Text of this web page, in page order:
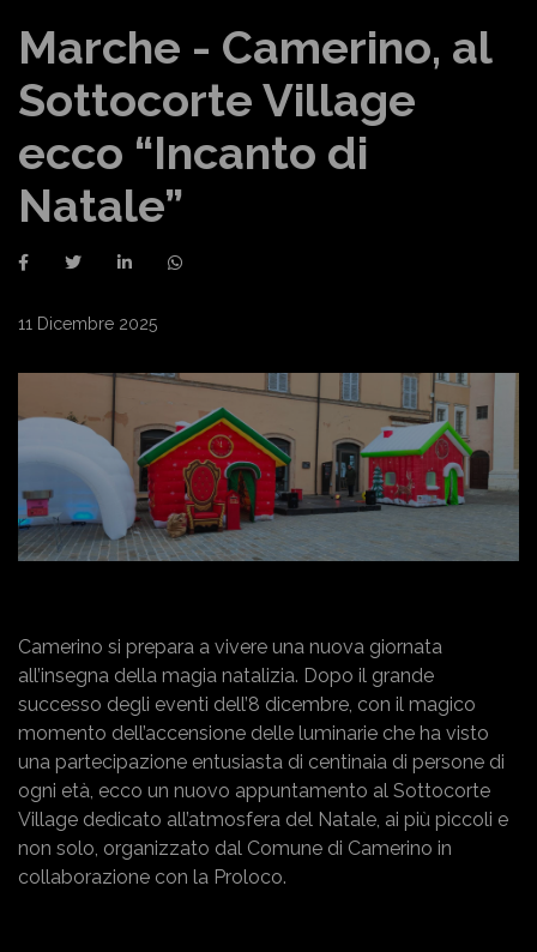
Marche - Camerino, al
Sottocorte Village
ecco “Incanto di
Natale”
11 Dicembre 2025
Camerino si prepara a vivere una nuova giornata
all’insegna della magia natalizia. Dopo il grande
successo degli eventi dell’8 dicembre, con il magico
momento dell’accensione delle luminarie che ha visto
una partecipazione entusiasta di centinaia di persone di
ogni età, ecco un nuovo appuntamento al Sottocorte
Village dedicato all’atmosfera del Natale, ai più piccoli e
non solo, organizzato dal Comune di Camerino in
collaborazione con la Proloco.